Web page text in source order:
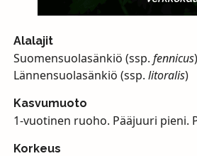
Alalajit
Suomensuolasänkiö (ssp. fennicus)
Lännensuolasänkiö (ssp. litoralis)
Kasvumuoto
1-vuotinen ruoho. Pääjuuri pieni.
Korkeus